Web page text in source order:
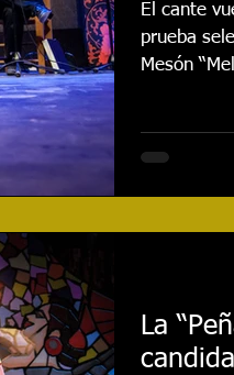
CONCURSO
El cante
prueba
Mesón
La